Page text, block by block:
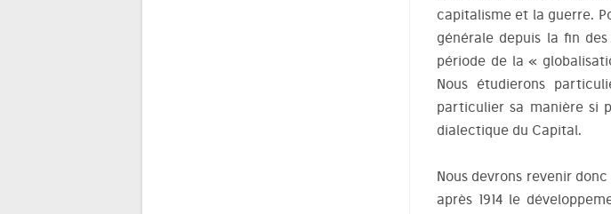
capitalisme et la guerre.
générale depuis la fin
période de la «
Nous étudierons
particulier sa manière si
dialectique du Capital.
Nous devrons revenir
après 1914 le